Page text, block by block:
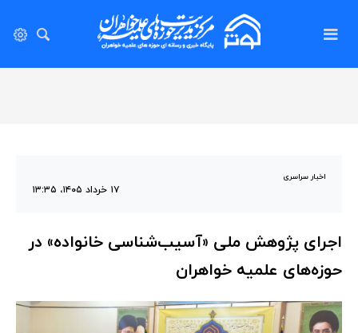
اخبار سراسری
۱۷ خرداد ۱۴۰۵، ۱۳:۳۵
اجرای پژوهش ملی «آسیب‌شناسی خانواده» در
حوزه‌های علمیه خواهران